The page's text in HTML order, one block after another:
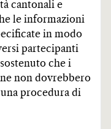
cantonali e
le informazioni
in modo
partecipanti
che i
non dovrebbero
procedura di